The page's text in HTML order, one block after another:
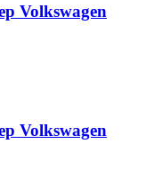
Volkswagen
Volkswagen